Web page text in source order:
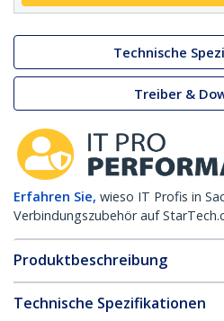
Technische
Treiber &
Erfahren Sie, wieso IT Profis in
Verbindungszubehör auf
Produktbeschreibung
Technische Spezifikationen